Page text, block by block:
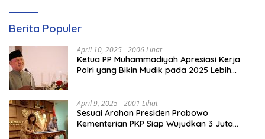
Berita Populer
April 10, 2025 2006 Lihat
Ketua PP Muhammadiyah Apresiasi Kerja
Polri yang Bikin Mudik pada 2025 Lebih
April 9, 2025 2001 Lihat
Sesuai Arahan Presiden Prabowo
Kementerian PKP Siap Wujudkan 3 Juta